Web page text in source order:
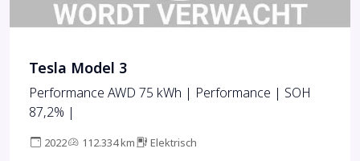
Tesla Model 3
Performance AWD 75 kWh | Performance | SOH
87,2% |
2022 112.334 km Elektrisch